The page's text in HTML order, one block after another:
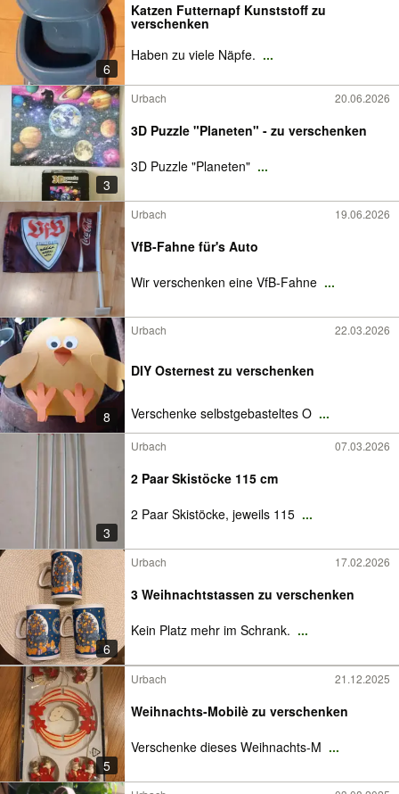
6
Katzen Futternapf Kunststoff zu
verschenken
Haben zu viele Näpfe. ...
3
Urbach 20.06.2026
3D Puzzle "Planeten" - zu verschenken
3D Puzzle "Planeten" ...
Urbach 19.06.2026
VfB-Fahne für's Auto
Wir verschenken eine VfB-Fahne ...
8
Urbach 22.03.2026
DIY Osternest zu verschenken
Verschenke selbstgebasteltes O ...
3
Urbach 07.03.2026
2 Paar Skistöcke 115 cm
2 Paar Skistöcke, jeweils 115 ...
6
Urbach 17.02.2026
3 Weihnachtstassen zu verschenken
Kein Platz mehr im Schrank. ...
5
Urbach 21.12.2025
Weihnachts-Mobilè zu verschenken
Verschenke dieses Weihnachts-M ...